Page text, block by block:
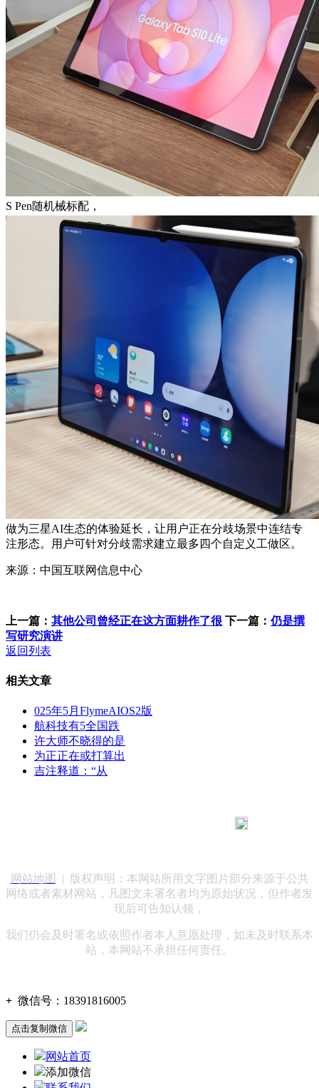
S Pen随机械标配，
做为三星AI生态的体验延长，让用户正在分歧场景中连结专
注形态。用户可针对分歧需求建立最多四个自定义工做区。
来源：中国互联网信息中心
上一篇： 其他公司曾经正在这方面耕作了很 下一篇： 仍是撰
写研究演讲
返回列表
相关文章
025年5月FlymeAIOS2版
航科技有5全国跌
许大师不晓得的是
为正正在或打算出
吉注释道：“从
网站地图
| 版权声明：本网站所用文字图片部分来源于公共
网络或者素材网站，凡图文未署名者均为原始状况，但作者发
现后可告知认领，
我们仍会及时署名或依照作者本人意愿处理，如未及时联系本
站，本网站不承担任何责任。
+ 微信号： 18391816005
点击复制微信
网站首页
添加微信